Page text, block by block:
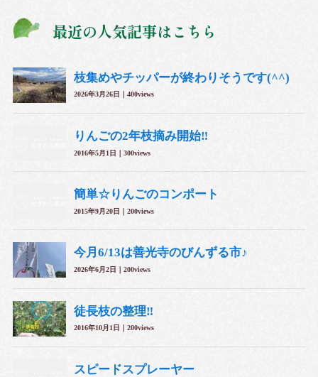
最近の人気記事はこちら